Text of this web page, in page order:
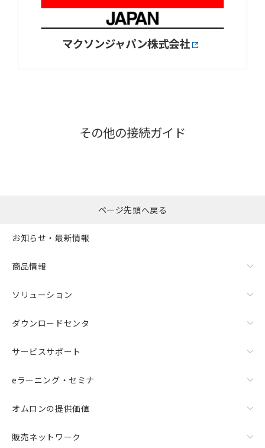
マクソンジャパン株式会社
その他の接続ガイド
ページ先頭へ戻る
お知らせ・最新情報
商品情報
ソリューション
ダウンロードセンタ
サービスサポート
eラーニング・セミナ
オムロンの提供価値
販売ネットワーク